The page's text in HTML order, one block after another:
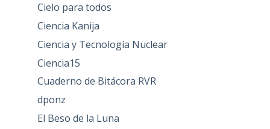
Cielo para todos
Ciencia Kanija
Ciencia y Tecnología Nuclear
Ciencia15
Cuaderno de Bitácora RVR
dponz
El Beso de la Luna